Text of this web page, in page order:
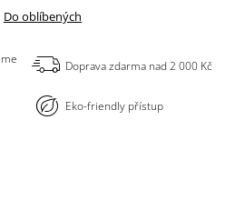
Přidat
Do oblíbených
Doprava zdarma nad 2 000 Kč
Eko-friendly přístup